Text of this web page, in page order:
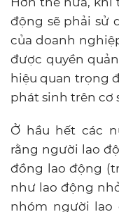
động sẽ phải sử
của doanh
được quyền
hiệu quan trọng
phát sinh trên cơ
Ở hầu hết các
rằng người lao
đồng lao động
như lao động
nhóm người lao